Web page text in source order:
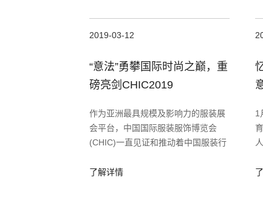
2019-03-12
“意法”勇攀国际时尚之巅，重
磅亮剑CHIC2019
作为亚洲最具规模及影响力的服装展
会平台，中国国际服装服饰博览会
(CHIC)一直见证和推动着中国服装行
了解详情
1